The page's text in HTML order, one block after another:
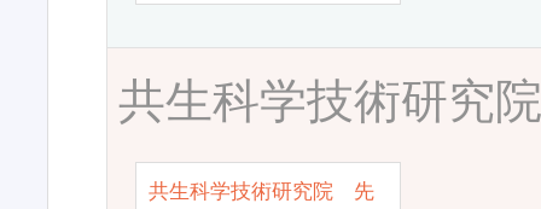
共生科学技術研究
共生科学技術研究院 先